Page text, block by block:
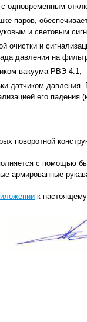
одновременным
паров,
и световым
очистки и
давления на
вакуума РВЭ-4.1;
датчиком
его падения
поворотной
с помощью
армированные
к